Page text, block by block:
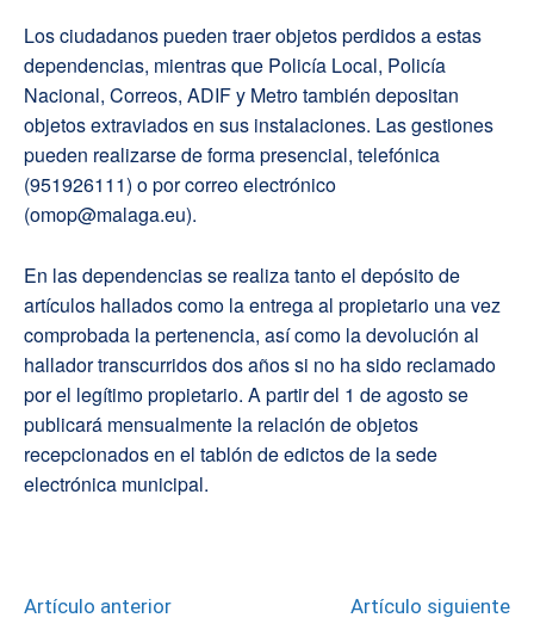
Los ciudadanos pueden traer objetos perdidos a estas
dependencias, mientras que Policía Local, Policía
Nacional, Correos, ADIF y Metro también depositan
objetos extraviados en sus instalaciones. Las gestiones
pueden realizarse de forma presencial, telefónica
(951926111) o por correo electrónico
(omop@malaga.eu).
En las dependencias se realiza tanto el depósito de
artículos hallados como la entrega al propietario una vez
comprobada la pertenencia, así como la devolución al
hallador transcurridos dos años si no ha sido reclamado
por el legítimo propietario. A partir del 1 de agosto se
publicará mensualmente la relación de objetos
recepcionados en el tablón de edictos de la sede
electrónica municipal.
Artículo anterior Artículo siguiente